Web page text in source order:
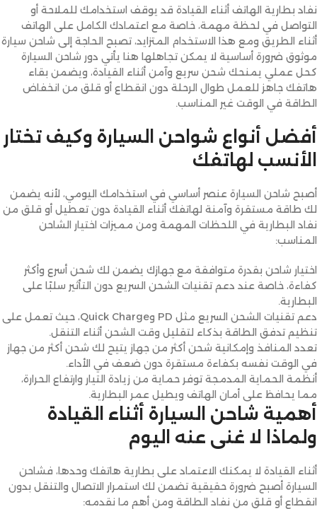
نفاد بطارية الهاتف أثناء القيادة قد يوقف استخدامك للملاحة أو
التواصل في لحظة مهمة، خاصة مع اعتمادك الكامل على الهاتف
أثناء الطريق ومع هذا الاستخدام المتزايد، تصبح الحاجة إلى شاحن سيارة
موثوق ضرورة أساسية لا يمكن تجاهلها هنا يأتي دور شاحن السيارة
كحل عملي يمنحك شحن سريع وآمن أثناء القيادة، ويضمن بقاء
هاتفك جاهز للعمل طوال الرحلة دون انقطاع أو قلق من انخفاض
الطاقة في الوقت غير المناسب.
أفضل أنواع شواحن السيارة وكيف تختار
الأنسب لهاتفك
أصبح شاحن السيارة عنصر أساسي في استخدامك اليومي، لأنه يضمن
لك طاقة مستقرة وآمنة لهاتفك أثناء القيادة دون تعطيل أو قلق من
نفاد البطارية في اللحظات المهمة ومن مميزات اختيار الشاحن
المناسب:
اختيار شاحن بقدرة متوافقة مع جهازك يضمن لك شحن أسرع وأكثر
كفاءة، خاصة عند دعم تقنيات الشحن السريع دون التأثير سلبًا على
البطارية.
دعم تقنيات الشحن السريع مثل PD وQuick Charge، حيث تعمل على
تنظيم تدفق الطاقة بذكاء لتقليل وقت الشحن أثناء التنقل.
تعدد المنافذ وإمكانية شحن أكثر من جهاز يتيح لك شحن أكثر من جهاز
في الوقت نفسه بكفاءة مستقرة دون ضعف في الأداء.
أنظمة الحماية المدمجة توفر حماية من زيادة التيار وارتفاع الحرارة،
مما يحافظ على أمان الهاتف ويطيل عمر البطارية.
أهمية شاحن السيارة أثناء القيادة
ولماذا لا غنى عنه اليوم
أثناء القيادة لا يمكنك الاعتماد على بطارية هاتفك وحدها، فشاحن
السيارة أصبح ضرورة حقيقية تضمن لك استمرار الاتصال والتنقل بدون
انقطاع أو قلق من نفاد الطاقة ومن أهم ما نقدمه: